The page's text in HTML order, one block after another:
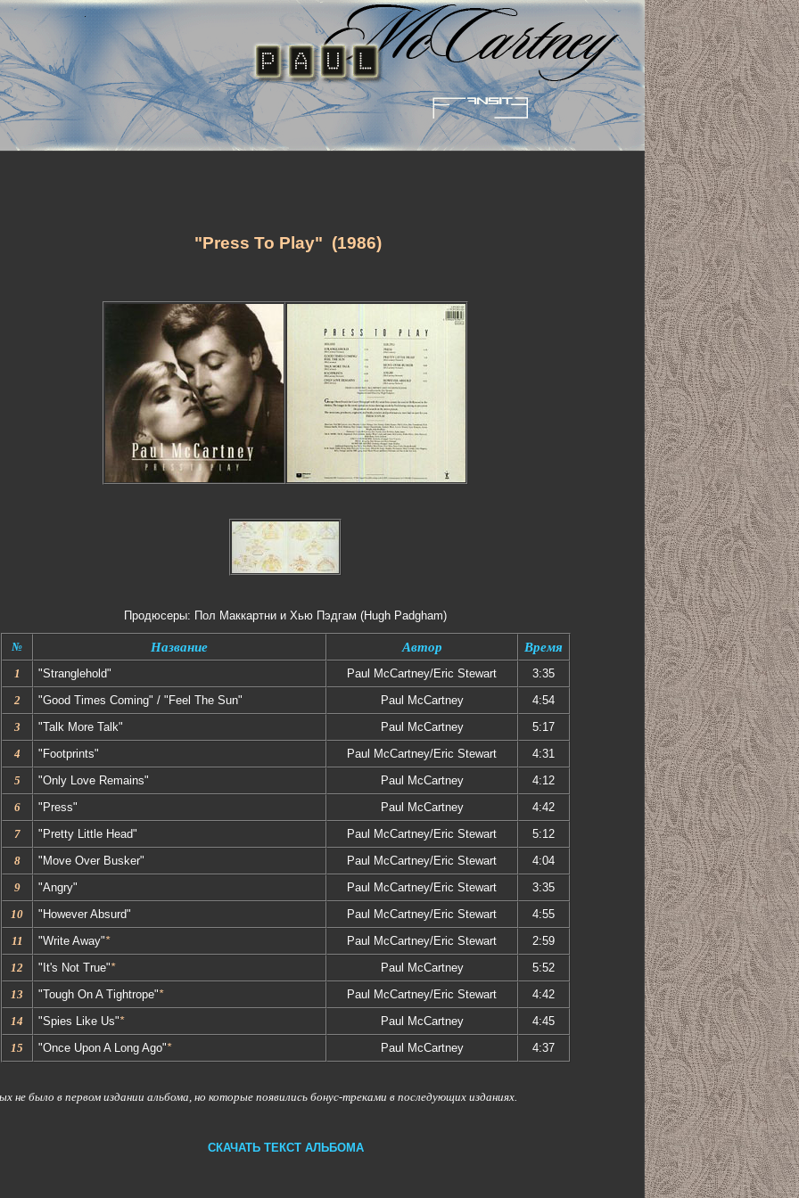
"Press To Play" (1986)
Продюсеры: Пол Маккартни и Хью Пэдгам (Hugh Padgham)
№ Название Автор Время
1 "Stranglehold" Paul McCartney/Eric Stewart
3:35
2
"Good Times Coming" / "Feel The Sun" Paul McCartney
4:54
3
"Talk More Talk" Paul McCartney
5:17
4
"Footprints" Paul McCartney/Eric Stewart
4:31
5
"Only Love Remains" Paul McCartney
4:12
6
"Press" Paul McCartney
4:42
7
"Pretty Little Head" Paul McCartney/Eric Stewart
5:12
8
"Move Over Busker" Paul McCartney/Eric Stewart
4:04
9
"Angry" Paul McCartney/Eric Stewart
3:35
10
"However Absurd" Paul McCartney/Eric Stewart
4:55
11
"Write Away"* Paul McCartney/Eric Stewart
2:59
12
"It's Not True"* Paul McCartney
5:52
13
"Tough On A Tightrope"* Paul McCartney/Eric Stewart
4:42
14
"Spies Like Us"* Paul McCartney
4:45
15
"Once Upon A Long Ago"* Paul McCartney 4:37
не было в первом издании альбома, но которые появились бонус-треками в последующих изданиях.
СКАЧАТЬ ТЕКСТ АЛЬБОМА